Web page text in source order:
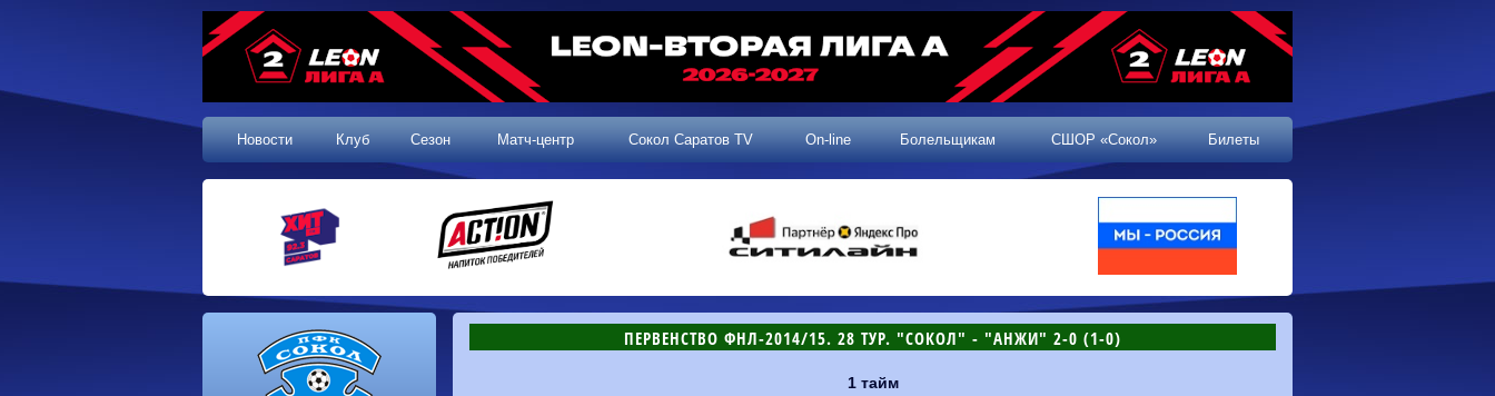
Новости Клуб Сезон Матч-центр Сокол Саратов TV On-line Болельщикам СШОР «Сокол» Билеты
ПЕРВЕНСТВО ФНЛ-2014/15. 28 ТУР. "СОКОЛ" - "АНЖИ" 2-0 (1-0)
1 тайм